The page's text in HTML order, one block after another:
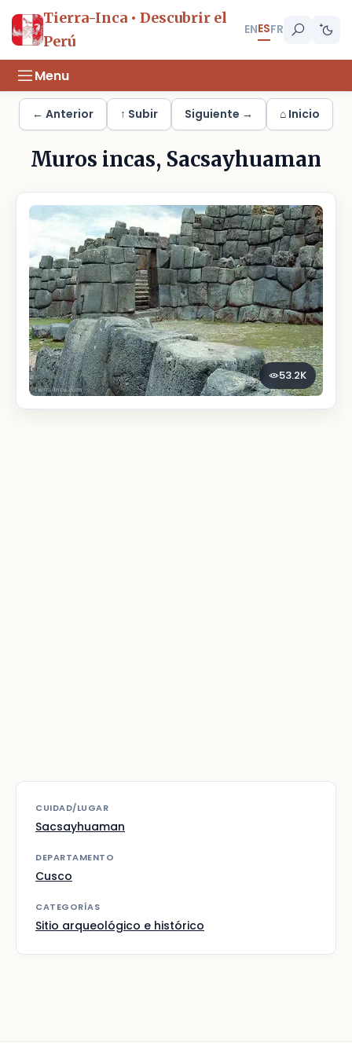
Tierra-Inca • Descubrir el
Perú
ENESFR
Menu
← Anterior ↑ Subir Siguiente → ⌂ Inicio
Muros incas, Sacsayhuaman
53.2K
CUIDAD/LUGAR
Sacsayhuaman
DEPARTAMENTO
Cusco
CATEGORÍAS
Sitio arqueológico e histórico